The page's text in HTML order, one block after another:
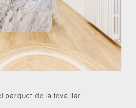
parquet de la teva llar